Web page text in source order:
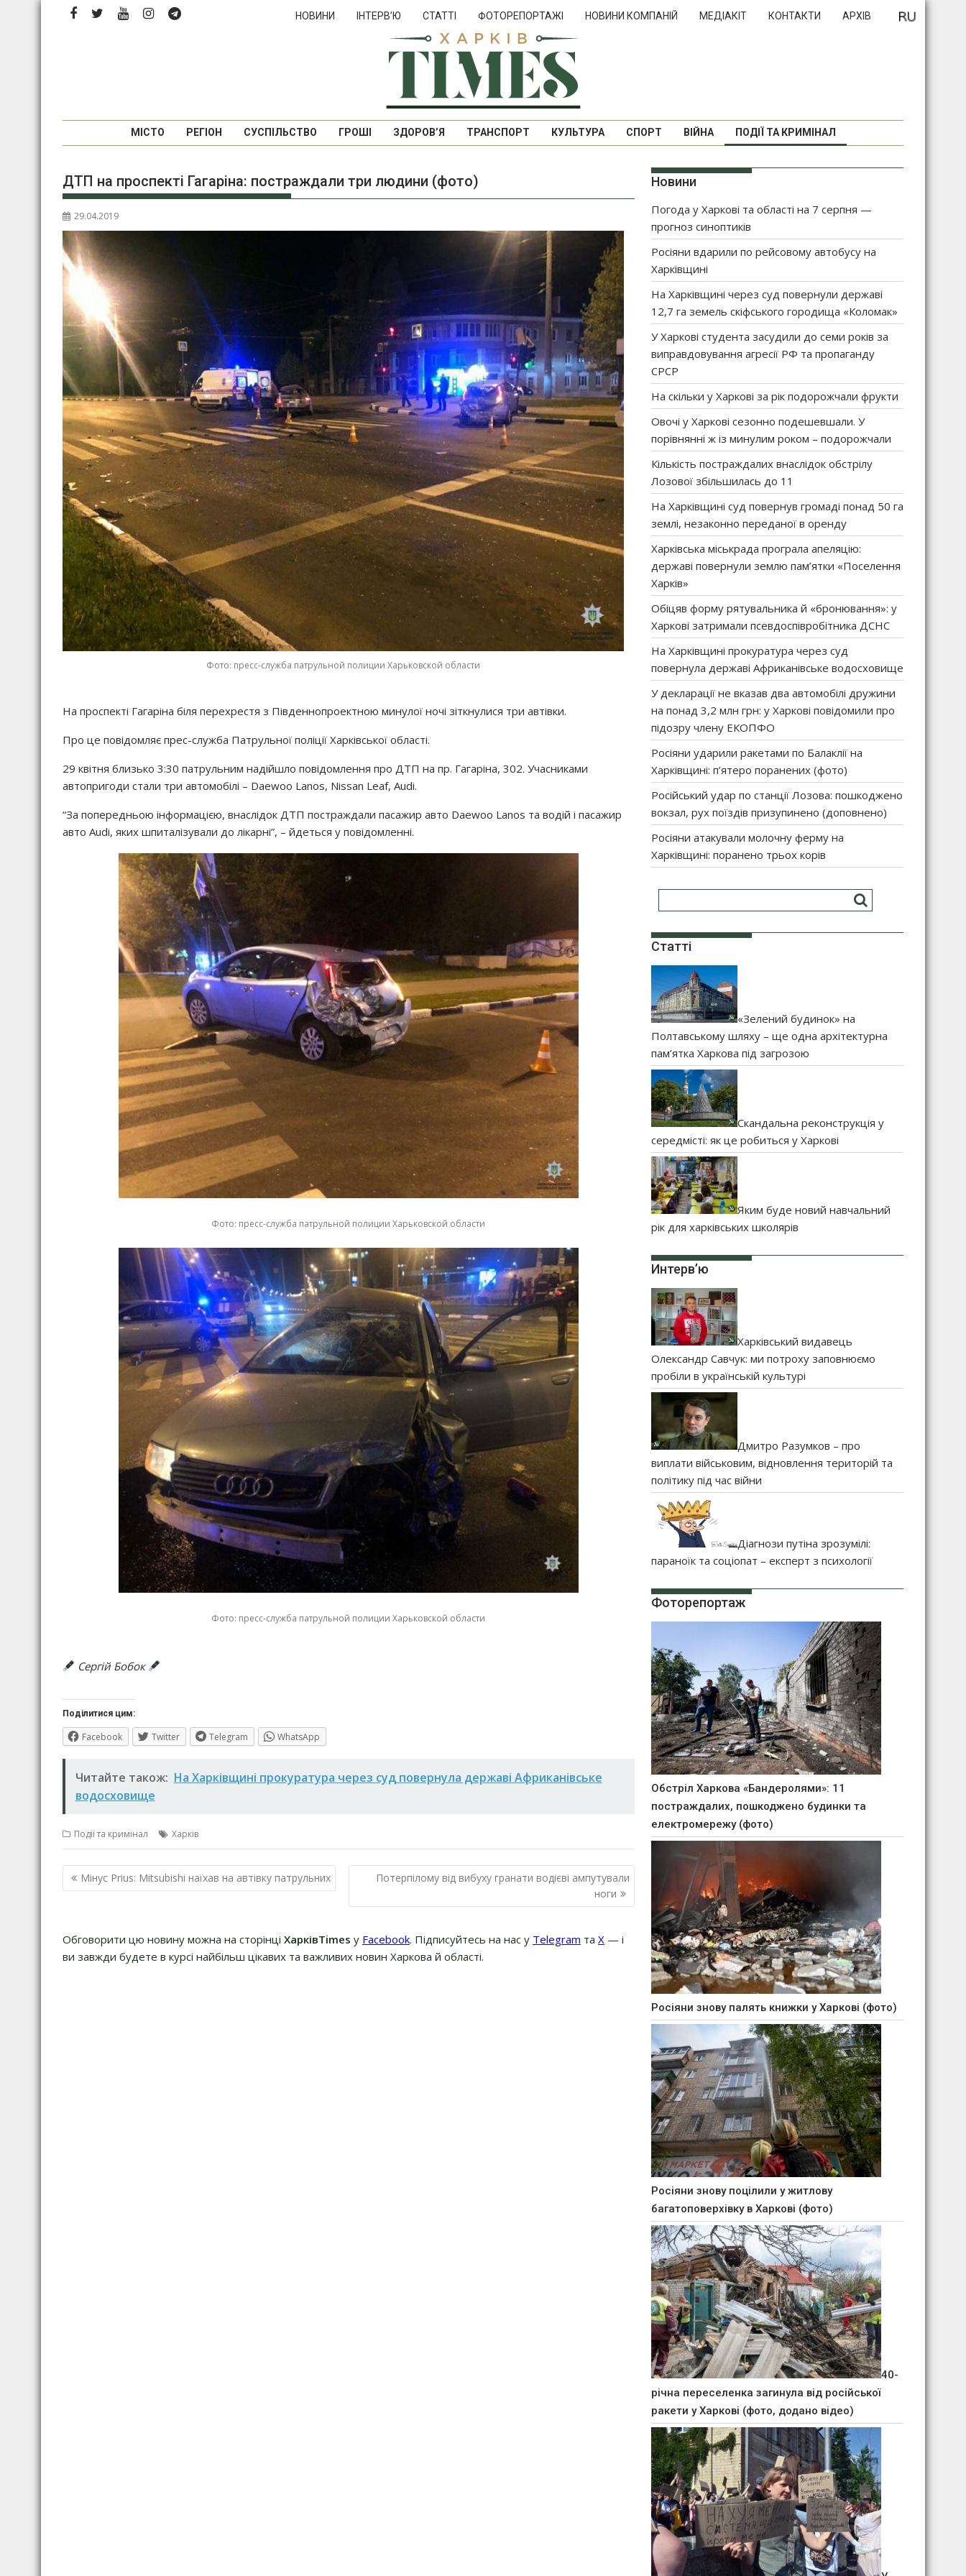
Перейти
НОВИНИ ІНТЕРВ’Ю СТАТТІ ФОТОРЕПОРТАЖІ НОВИНИ КОМПАНІЙ МЕДІАКІТ КОНТАКТИ АРХІВ
МІСТО РЕГІОН СУСПІЛЬСТВО ГРОШІ ЗДОРОВ’Я ТРАНСПОРТ КУЛЬТУРА СПОРТ ВІЙНА ПОДІЇ ТА КРИМІНАЛ
ДТП на проспекті Гагаріна: постраждали три людини (фото)
29.04.2019
Фото: пресс-служба патрульной полиции Харьковской области
На проспекті Гагаріна біля перехрестя з Південнопроектною минулої ночі зіткнулися три автівки.
Про це повідомляє прес-служба Патрульної поліції Харківської області.
29 квітня близько 3:30 патрульним надійшло повідомлення про ДТП на пр. Гагаріна, 302. Учасниками
автопригоди стали три автомобілі – Daewoo Lanos, Nissan Leaf, Audi.
“За попередньою інформацією, внаслідок ДТП постраждали пасажир авто Daewoo Lanos та водій і пасажир
авто Audi, яких шпиталізували до лікарні”, – йдеться у повідомленні.
Фото: пресс-служба патрульной полиции Харьковской области
Фото: пресс-служба патрульной полиции Харьковской области
Сергій Бобок
Поділитися цим:
Facebook Twitter Telegram WhatsApp
Читайте також: На Харківщині прокуратура через суд повернула державі Африканівське
водосховище
Події та кримінал Харків
Навігація
записів
Мінус Prius: Mitsubishi наїхав на автівку патрульних
Потерпілому від вибуху гранати водієві ампутували
ноги
Обговорити цю новину можна на сторінці ХарківTimes у Facebook. Підписуйтесь на нас у Telegram та Х — і
ви завжди будете в курсі найбільш цікавих та важливих новин Харкова й області.
Новини
Погода у Харкові та області на 7 серпня —
прогноз синоптиків
Росіяни вдарили по рейсовому автобусу на
Харківщині
На Харківщині через суд повернули державі
12,7 га земель скіфського городища «Коломак»
У Харкові студента засудили до семи років за
виправдовування агресії РФ та пропаганду
СРСР
На скільки у Харкові за рік подорожчали фрукти
Овочі у Харкові сезонно подешевшали. У
порівнянні ж із минулим роком – подорожчали
Кількість постраждалих внаслідок обстрілу
Лозової збільшилась до 11
На Харківщині суд повернув громаді понад 50 га
землі, незаконно переданої в оренду
Харківська міськрада програла апеляцію:
державі повернули землю пам’ятки «Поселення
Харків»
Обіцяв форму рятувальника й «бронювання»: у
Харкові затримали псевдоспівробітника ДСНС
На Харківщині прокуратура через суд
повернула державі Африканівське водосховище
У декларації не вказав два автомобілі дружини
на понад 3,2 млн грн: у Харкові повідомили про
підозру члену ЕКОПФО
Росіяни ударили ракетами по Балаклії на
Харківщині: п’ятеро поранених (фото)
Російський удар по станції Лозова: пошкоджено
вокзал, рух поїздів призупинено (доповнено)
Росіяни атакували молочну ферму на
Харківщині: поранено трьох корів
Статті
«Зелений будинок» на
Полтавському шляху – ще одна архітектурна
пам’ятка Харкова під загрозою
Скандальна реконструкція у
середмісті: як це робиться у Харкові
Яким буде новий навчальний
рік для харківських школярів
Интерв’ю
Харківський видавець
Олександр Савчук: ми потроху заповнюємо
пробіли в українській культурі
Дмитро Разумков – про
виплати військовим, відновлення територій та
політику під час війни
Діагнози путіна зрозумілі:
параноїк та соціопат – експерт з психології
Фоторепортаж
Обстріл Харкова «Бандеролями»: 11
постраждалих, пошкоджено будинки та
електромережу (фото)
Росіяни знову палять книжки у Харкові (фото)
Росіяни знову поцілили у житлову
багатоповерхівку в Харкові (фото)
40-
річна переселенка загинула від російської
ракети у Харкові (фото, додано відео)